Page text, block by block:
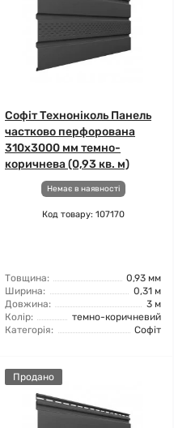
Софіт Техноніколь Панель
частково перфорована
310х3000 мм темно-
коричнева (0,93 кв. м)
Немає в наявності
Код товару: 107170
Товщина:
0,93 мм
Ширина:
0,31 м
Довжина:
3 м
Колір:
темно-коричневий
Категорія:
Софіт
Продано